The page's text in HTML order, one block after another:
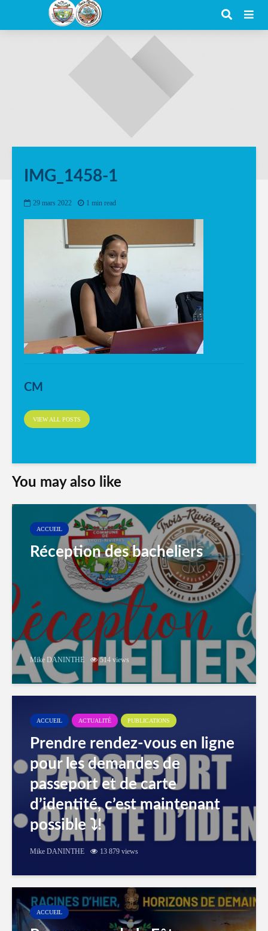
IMG_1458-1
29 mars 2022 1 min read
CM
VIEW ALL POSTS
You may also like
ACCUEIL
Réception des bacheliers
Mike DANINTHE 514 views
ACCUEIL ACTUALITÉ PUBLICATIONS
Prendre rendez-vous en ligne
pour les demandes de
passeport et de carte
d’identité, c’est maintenant
possible ⤵️!
Mike DANINTHE 13 879 views
ACCUEIL